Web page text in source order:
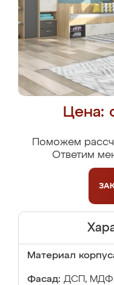
Цена:
Поможем
Ответим
Материал
Фасад: ДСП, МДФ